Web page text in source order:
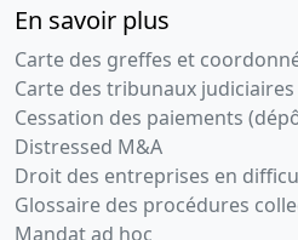
En savoir plus
Carte des greffes et
Carte des tribunaux judiciaires
Cessation des paiements
Distressed M&A
Droit des entreprises en
Glossaire des procédures
Mandat ad hoc